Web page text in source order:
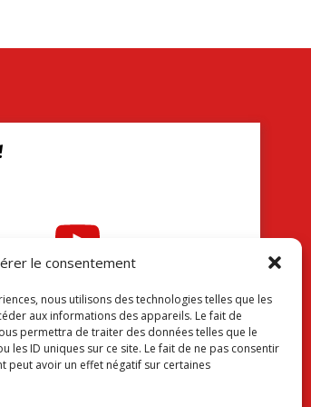
le consentement
nous utilisons des technologies telles que les
aux informations des appareils. Le fait de
permettra de traiter des données telles que le
les ID uniques sur ce site. Le fait de ne pas consentir
peut avoir un effet négatif sur certaines